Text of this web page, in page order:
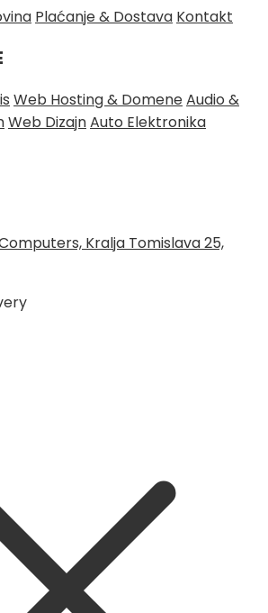
Plaćanje & Dostava Kontakt
Web Hosting & DomeneAudio &
Web DizajnAuto Elektronika
Kralja Tomislava 25,